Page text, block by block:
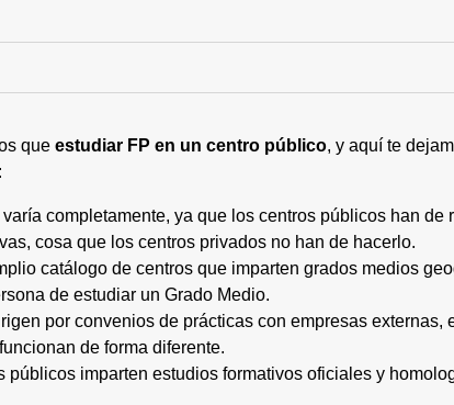
queestudiar FP en un centro público, y aquí te
completamente, ya que los centros públicos han de
cosa que los centros privados no han de hacerlo.
catálogo de centros que imparten grados medios
de estudiar un Grado Medio.
por convenios de prácticas con empresas externas,
de forma diferente.
imparten estudios formativos oficiales y